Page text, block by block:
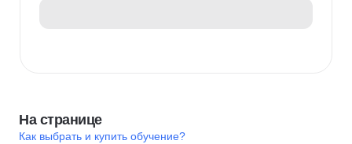
На странице
Как выбрать и купить обучение?